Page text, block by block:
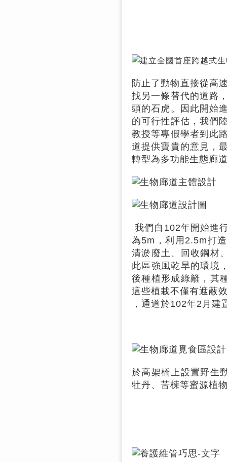
防止了動物直接從高
找另一條替代的道路
頭的石虎。因此開始
的可行性評估，我們
教授等專假學者到此
道提供寶貴的意見，
轉型為多功能生態廊
我們自102年開始進
為5m，利用2.5m打
清淤廢土、回收鋼材
此區強風乾旱的環境
後種植形成綠籬，其
這些植栽不僅有遮蔽
，通道於102年2月
於高架橋上設置野生
牡丹、苦楝等蜜源植